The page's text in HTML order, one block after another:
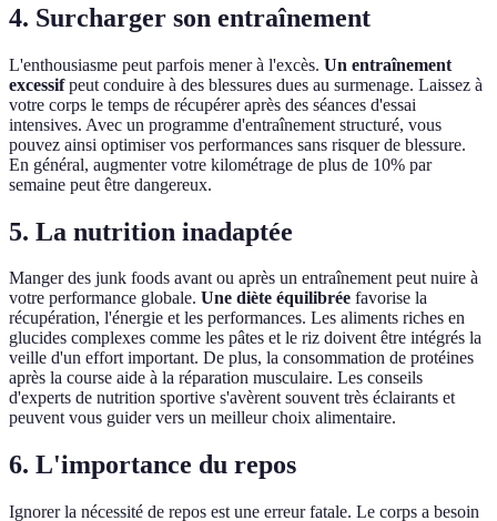
4. Surcharger son entraînement
L'enthousiasme peut parfois mener à l'excès. Un entraînement
excessifpeut conduire à des blessures dues au surmenage. Laissez à
votre corps le temps de récupérer après des séances d'essai
intensives. Avec un programme d'entraînement structuré, vous
pouvez ainsi optimiser vos performances sans risquer de blessure.
En général, augmenter votre kilométrage de plus de 10% par
semaine peut être dangereux.
5. La nutrition inadaptée
Manger des junk foods avant ou après un entraînement peut nuire à
votre performance globale. Une diète équilibrée favorise la
récupération, l'énergie et les performances. Les aliments riches en
glucides complexes comme les pâtes et le riz doivent être intégrés la
veille d'un effort important. De plus, la consommation de protéines
après la course aide à la réparation musculaire. Les conseils
d'experts de nutrition sportive s'avèrent souvent très éclairants et
peuvent vous guider vers un meilleur choix alimentaire.
6. L'importance du repos
Ignorer la nécessité de repos est une erreur fatale. Le corps a besoin